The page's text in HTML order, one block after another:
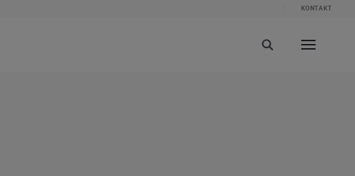
KONTAKT